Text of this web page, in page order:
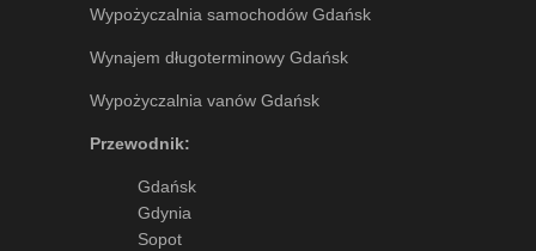
Wypożyczalnia samochodów Gdańsk
Wynajem długoterminowy Gdańsk
Wypożyczalnia vanów Gdańsk
Przewodnik:
Gdańsk
Gdynia
Sopot